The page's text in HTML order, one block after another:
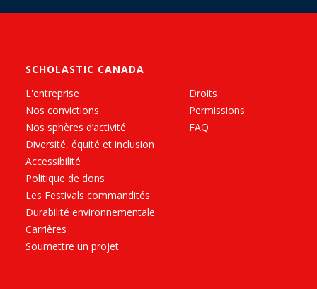
SCHOLASTIC CANADA
L'entreprise
Nos convictions
Nos sphères d’activité
Diversité, équité et inclusion
Accessibilité
Politique de dons
Les Festivals commandités
Durabilité environnementale
Carrières
Soumettre un projet
Droits
Permissions
FAQ